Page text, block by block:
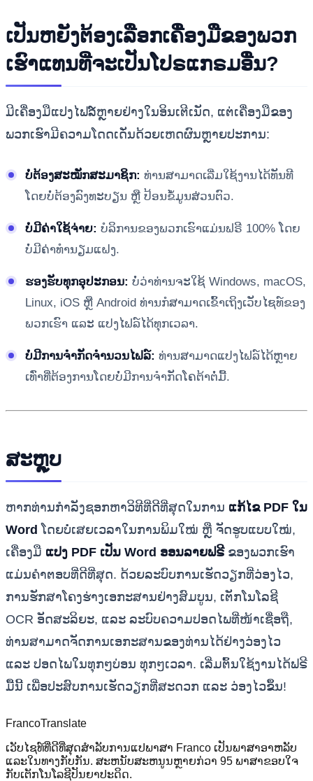
ເປັນຫຍັງຕ້ອງເລືອກເຄື່ອງມືຂອງພວກ
ເຮົາແທນທີ່ຈະເປັນໂປຣແກຣມອື່ນ?
ມີເຄື່ອງມືແປງໄຟລ໌ຫຼາຍຢ່າງໃນອິນເຕີເນັດ, ແຕ່ເຄື່ອງມືຂອງ
ພວກເຮົາມີຄວາມໂດດເດັ່ນດ້ວຍເຫດຜົນຫຼາຍປະການ:
ບໍ່ຕ້ອງສະໝັກສະມາຊິກ: ທ່ານສາມາດເລີ່ມໃຊ້ງານໄດ້ທັນທີ
ໂດຍບໍ່ຕ້ອງລົງທະບຽນ ຫຼື ປ້ອນຂໍ້ມູນສ່ວນຕົວ.
ບໍ່ມີຄ່າໃຊ້ຈ່າຍ: ບໍລິການຂອງພວກເຮົາແມ່ນຟຣີ 100% ໂດຍ
ບໍ່ມີຄ່າທໍານຽມແຝງ.
ຮອງຮັບທຸກອຸປະກອນ: ບໍ່ວ່າທ່ານຈະໃຊ້ Windows, macOS,
Linux, iOS ຫຼື Android ທ່ານກໍສາມາດເຂົ້າເຖິງເວັບໄຊທ໌ຂອງ
ພວກເຮົາ ແລະ ແປງໄຟລ໌ໄດ້ທຸກເວລາ.
ບໍ່ມີການຈໍາກັດຈໍານວນໄຟລ໌: ທ່ານສາມາດແປງໄຟລ໌ໄດ້ຫຼາຍ
ເທົ່າທີ່ຕ້ອງການໂດຍບໍ່ມີການຈໍາກັດໂຄຕ້າຕໍ່ມື້.
ສະຫຼຸບ
ຫາກທ່ານກໍາລັງຊອກຫາວິທີທີ່ດີທີ່ສຸດໃນການ ແກ້ໄຂ PDF ໃນ
Word ໂດຍບໍ່ເສຍເວລາໃນການພິມໃໝ່ ຫຼື ຈັດຮູບແບບໃໝ່,
ເຄື່ອງມື ແປງ PDF ເປັນ Word ອອນລາຍຟຣີຂອງພວກເຮົາ
ແມ່ນຄໍາຕອບທີ່ດີທີ່ສຸດ. ດ້ວຍລະບົບການເຮັດວຽກທີ່ວ່ອງໄວ,
ການຮັກສາໂຄງຮ່າງເອກະສານຢ່າງສົມບູນ, ເຕັກໂນໂລຊີ
OCR ອັດສະລິຍະ, ແລະ ລະບົບຄວາມປອດໄພທີ່ໜ້າເຊື່ອຖື,
ທ່ານສາມາດຈັດການເອກະສານຂອງທ່ານໄດ້ຢ່າງວ່ອງໄວ
ແລະ ປອດໄພໃນທຸກໆບ່ອນ ທຸກໆເວລາ. ເລີ່ມຕົ້ນໃຊ້ງານໄດ້ຟຣີ
ມື້ນີ້ ເພື່ອປະສົບການເຮັດວຽກທີ່ສະດວກ ແລະ ວ່ອງໄວຂຶ້ນ!
FrancoTranslate
ເວັບໄຊທ໌ທີ່ດີທີ່ສຸດສໍາລັບການແປພາສາ Franco ເປັນພາສາອາຫລັບ
ແລະໃນທາງກັບກັນ. ສະຫນັບສະຫນູນຫຼາຍກ່ວາ 95 ພາສາຂອບໃຈ
ກັບເຕັກໂນໂລຊີປັນຍາປະດິດ.